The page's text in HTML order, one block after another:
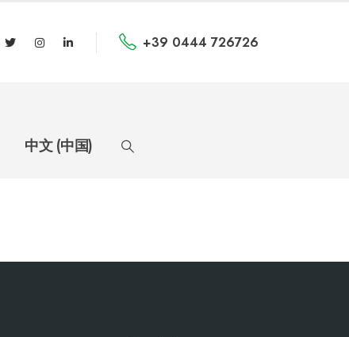
+39 0444 726726
中文 (中国)